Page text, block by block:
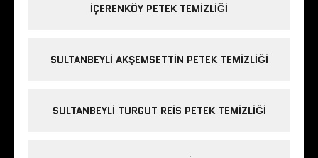
IÇERENKÖY PETEK TEMIZLIĞI
SULTANBEYLI AKŞEMSETTIN PETEK TEMIZLIĞI
SULTANBEYLI TURGUT REIS PETEK TEMIZLIĞI